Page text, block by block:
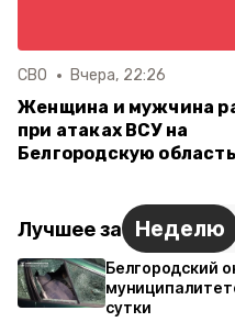
СВО Вчера, 22:26
Женщина и мужчина
при атаках ВСУ на
Белгородскую область
Лучшее за Неделю
Белгородский
сутки